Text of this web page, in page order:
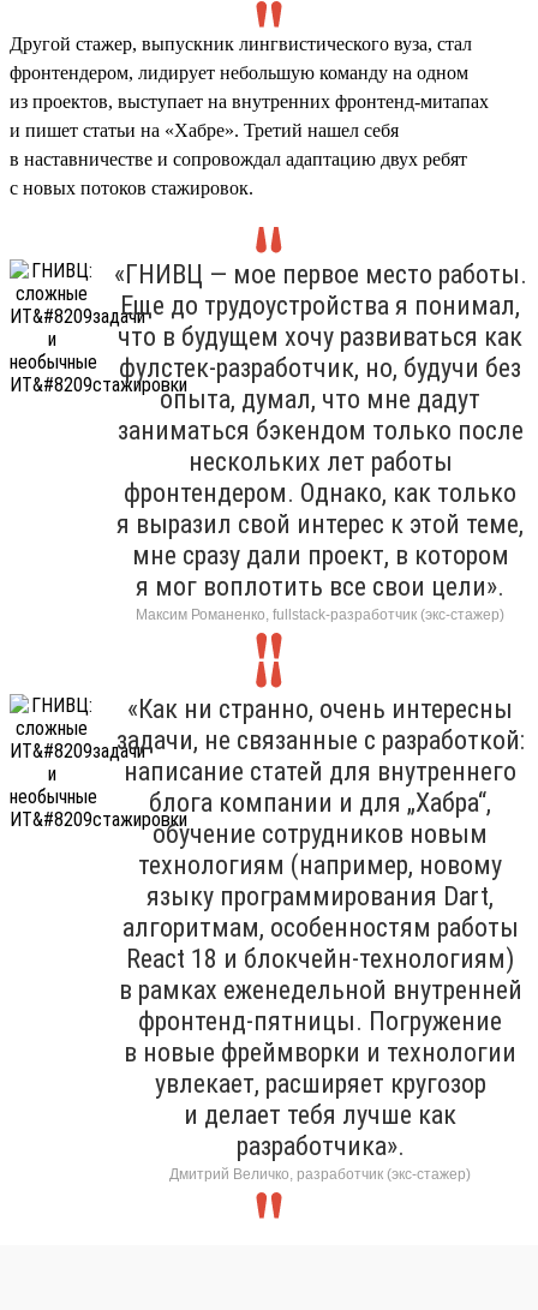
Другой стажер, выпускник лингвистического вуза, стал
фронтендером, лидирует небольшую команду на одном
из проектов, выступает на внутренних фронтенд-митапах
и пишет статьи на «Хабре». Третий нашел себя
в наставничестве и сопровождал адаптацию двух ребят
с новых потоков стажировок.
«ГНИВЦ — мое первое место работы.
Еще до трудоустройства я понимал,
что в будущем хочу развиваться как
фулстек-разработчик, но, будучи без
опыта, думал, что мне дадут
заниматься бэкендом только после
нескольких лет работы
фронтендером. Однако, как только
я выразил свой интерес к этой теме,
мне сразу дали проект, в котором
я мог воплотить все свои цели».
Максим Романенко, fullstack-разработчик (экс-стажер)
«Как ни странно, очень интересны
задачи, не связанные с разработкой:
написание статей для внутреннего
блога компании и для „Хабра“,
обучение сотрудников новым
технологиям (например, новому
языку программирования Dart,
алгоритмам, особенностям работы
React 18 и блокчейн-технологиям)
в рамках еженедельной внутренней
фронтенд-пятницы. Погружение
в новые фреймворки и технологии
увлекает, расширяет кругозор
и делает тебя лучше как
разработчика».
Дмитрий Величко, разработчик (экс-стажер)